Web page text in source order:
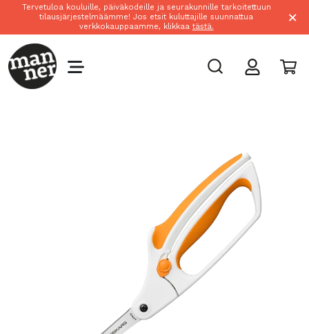
Tervetuloa kouluille, päiväkodeille ja seurakunnille tarkoitettuun
tilausjärjestelmäämme! Jos etsit kuluttajille suunnattua
verkkokauppaamme, klikkaa tästä. ×